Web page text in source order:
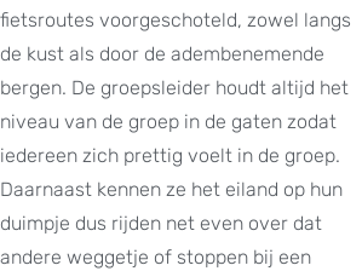
fietsroutes voorgeschoteld, zowel langs
de kust als door de adembenemende
bergen. De groepsleider houdt altijd het
niveau van de groep in de gaten zodat
iedereen zich prettig voelt in de groep.
Daarnaast kennen ze het eiland op hun
duimpje dus rijden net even over dat
andere weggetje of stoppen bij een